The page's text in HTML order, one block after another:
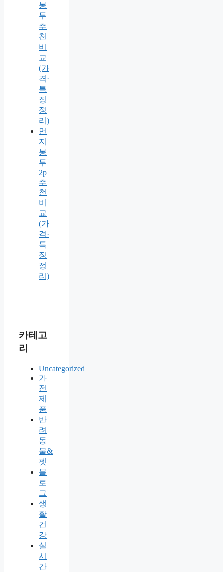
봉
투
추
천
비
교
(가
격·
특
징
정
리)
먼
지
봉
투
2p
추
천
비
교
(가
격·
특
징
정
리)
카테고
리
Uncategorized
가
전
제
품
반
려
동
물&
펫
블
로
그
생
활
건
강
실
시
간